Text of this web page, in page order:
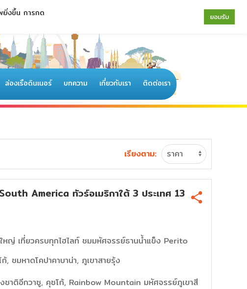
ล่องเรือดินเนอร์ บทความ เกี่ยวกับเรา ติดต่อเรา
เรียงตาม:
America ทัวร์อเมริกาใต้ 3 ประเทศ 13
หญ่ เที่ยวครบทุกไฮไลท์ ชมมหัศจรรย์ธานน้ำแข็ง Perito
, ชมหาดโคปาคาบาน่า, ภูเขาสายรุ้ง
ชาติอีกวาซู, คุซโก้, Rainbow Mountain มหัศจรรย์ภูเขาสี
ยิ่งขึ้น การกด ยอมรับ